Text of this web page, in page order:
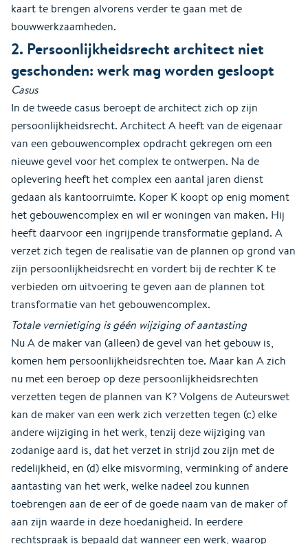
kaart te brengen alvorens verder te gaan met de
bouwwerkzaamheden.
2. Persoonlijkheidsrecht architect niet
geschonden: werk mag worden gesloopt
Casus
In de tweede casus beroept de architect zich op zijn
persoonlijkheidsrecht. Architect A heeft van de eigenaar
van een gebouwencomplex opdracht gekregen om een
nieuwe gevel voor het complex te ontwerpen. Na de
oplevering heeft het complex een aantal jaren dienst
gedaan als kantoorruimte. Koper K koopt op enig moment
het gebouwencomplex en wil er woningen van maken. Hij
heeft daarvoor een ingrijpende transformatie gepland. A
verzet zich tegen de realisatie van de plannen op grond van
zijn persoonlijkheidsrecht en vordert bij de rechter K te
verbieden om uitvoering te geven aan de plannen tot
transformatie van het gebouwencomplex.
Totale vernietiging is géén wijziging of aantasting
Nu A de maker van (alleen) de gevel van het gebouw is,
komen hem persoonlijkheidsrechten toe. Maar kan A zich
nu met een beroep op deze persoonlijkheidsrechten
verzetten tegen de plannen van K? Volgens de Auteurswet
kan de maker van een werk zich verzetten tegen (c) elke
andere wijziging in het werk, tenzij deze wijziging van
zodanige aard is, dat het verzet in strijd zou zijn met de
redelijkheid, en (d) elke misvorming, verminking of andere
aantasting van het werk, welke nadeel zou kunnen
toebrengen aan de eer of de goede naam van de maker of
aan zijn waarde in deze hoedanigheid. In eerdere
rechtspraak is bepaald dat wanneer een werk, waarop